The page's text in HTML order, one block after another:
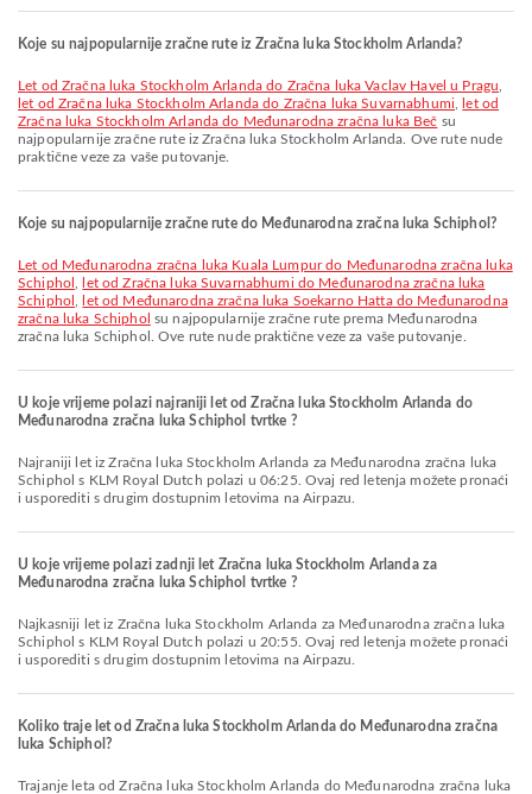
Koje su najpopularnije zračne rute iz Zračna luka Stockholm Arlanda?
let od Zračna luka Stockholm Arlanda do Zračna luka Vaclav Havel u Pragu
let od Zračna luka Stockholm Arlanda do Zračna luka Suvarnabhumi
let od
Zračna luka Stockholm Arlanda do Međunarodna zračna luka Beč su
najpopularnije zračne rute iz Zračna luka Stockholm Arlanda. Ove rute nude
praktične veze za vaše putovanje.
Koje su najpopularnije zračne rute do Međunarodna zračna luka Schiphol?
let od Međunarodna zračna luka Kuala Lumpur do Međunarodna zračna luka
Schiphol
let od Zračna luka Suvarnabhumi do Međunarodna zračna luka
Schiphol
let od Međunarodna zračna luka Soekarno Hatta do Međunarodna
zračna luka Schiphol su najpopularnije zračne rute prema Međunarodna
zračna luka Schiphol. Ove rute nude praktične veze za vaše putovanje.
U koje vrijeme polazi najraniji let od Zračna luka Stockholm Arlanda do
Međunarodna zračna luka Schiphol tvrtke ?
Najraniji let iz Zračna luka Stockholm Arlanda za Međunarodna zračna luka
Schiphol s KLM Royal Dutch polazi u 06:25. Ovaj red letenja možete pronaći
i usporediti s drugim dostupnim letovima na Airpazu.
U koje vrijeme polazi zadnji let Zračna luka Stockholm Arlanda za
Međunarodna zračna luka Schiphol tvrtke ?
Najkasniji let iz Zračna luka Stockholm Arlanda za Međunarodna zračna luka
Schiphol s KLM Royal Dutch polazi u 20:55. Ovaj red letenja možete pronaći
i usporediti s drugim dostupnim letovima na Airpazu.
Koliko traje let od Zračna luka Stockholm Arlanda do Međunarodna zračna
luka Schiphol?
Trajanje leta od Zračna luka Stockholm Arlanda do Međunarodna zračna luka